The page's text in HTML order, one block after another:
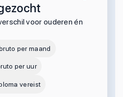
voor ouderen én
per maand
per uur
vereist